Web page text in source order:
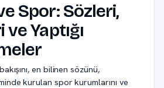
Spor: Sözleri,
Yaptığı
en bilinen sözünü,
kurulan spor kurumlarını ve